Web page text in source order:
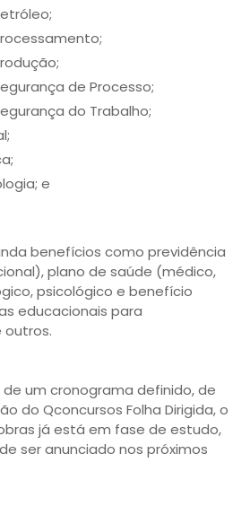
de Processo;
do Trabalho;
e
benefícios como previdência
plano de saúde (médico,
psicológico e benefício
educacionais para
um cronograma definido, de
do Qconcursos Folha Dirigida, o
já está em fase de estudo,
ser anunciado nos próximos